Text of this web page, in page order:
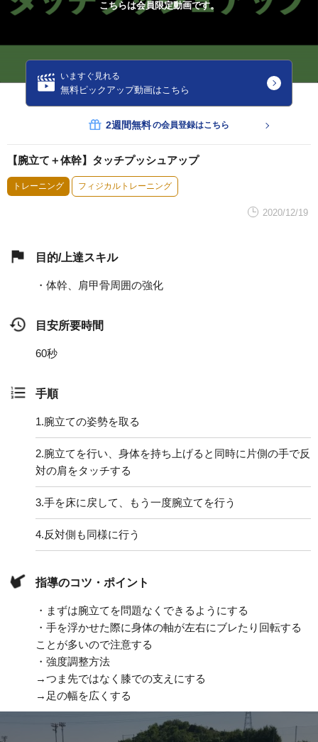
こちらは会員限定動画です。
いますぐ見れる
無料ピックアップ動画はこちら
2週間無料の会員登録はこちら
【腕立て＋体幹】タッチプッシュアップ
トレーニング フィジカルトレーニング
2020/12/19
目的/上達スキル
・体幹、肩甲骨周囲の強化
目安所要時間
60秒
手順
1.腕立ての姿勢を取る
2.腕立てを行い、身体を持ち上げると同時に片側の手で反
対の肩をタッチする
3.手を床に戻して、もう一度腕立てを行う
4.反対側も同様に行う
指導のコツ・ポイント
・まずは腕立てを問題なくできるようにする
・手を浮かせた際に身体の軸が左右にブレたり回転する
ことが多いので注意する
・強度調整方法
→つま先ではなく膝での支えにする
→足の幅を広くする